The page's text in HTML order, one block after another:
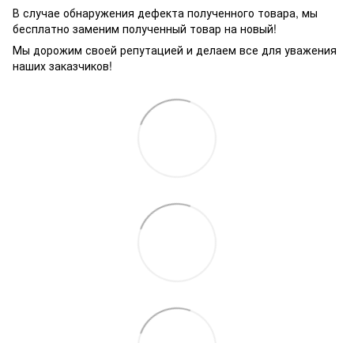
В случае обнаружения дефекта полученного товара, мы
бесплатно заменим полученный товар на новый!
Мы дорожим своей репутацией и делаем все для уважения
наших заказчиков!